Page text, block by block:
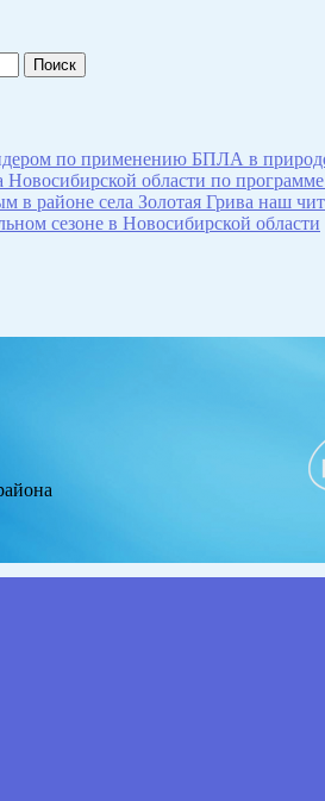
по применению БПЛА в
Новосибирской области по
в районе села Золотая Грива наш
сезоне в Новосибирской области